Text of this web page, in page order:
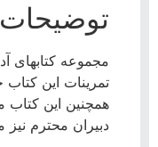
توضیحات
مجموعه کتابهای
تمرینات این
همچنین این کتاب
دبیران محترم نیز